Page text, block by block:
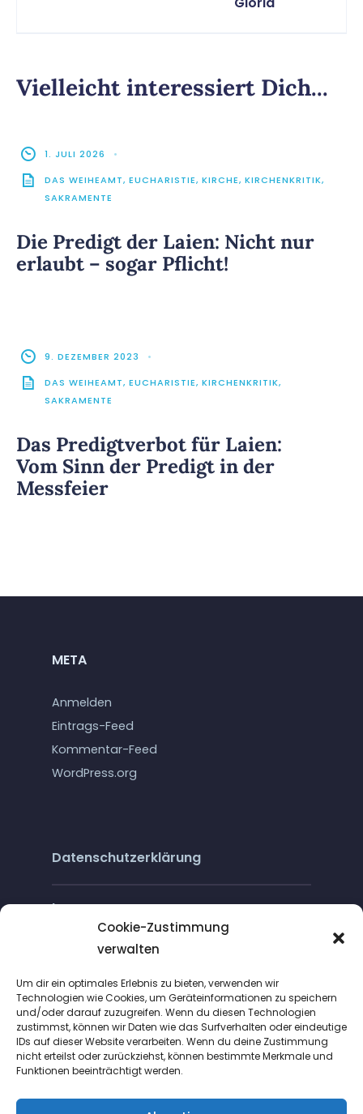
Cookie-Zustimmung
verwalten
Um dir ein optimales Erlebnis zu bieten, verwenden wir
Technologien wie Cookies, um Geräteinformationen zu speichern
und/oder darauf zuzugreifen. Wenn du diesen Technologien
zustimmst, können wir Daten wie das Surfverhalten oder eindeutige
IDs auf dieser Website verarbeiten. Wenn du deine Zustimmung
nicht erteilst oder zurückziehst, können bestimmte Merkmale und
Funktionen beeinträchtigt werden.
Vielleicht interessiert Dich...
1. JULI 2026
•
DAS WEIHEAMT, EUCHARISTIE, KIRCHE, KIRCHENKRITIK,
SAKRAMENTE
Die Predigt der Laien: Nicht nur
erlaubt – sogar Pflicht!
9. DEZEMBER 2023
•
DAS WEIHEAMT, EUCHARISTIE, KIRCHENKRITIK,
SAKRAMENTE
Das Predigtverbot für Laien:
Vom Sinn der Predigt in der
Messfeier
META
Anmelden
Eintrags-Feed
Kommentar-Feed
WordPress.org
Datenschutzerklärung
Impressum
Cookie-Richtlinie (EU)